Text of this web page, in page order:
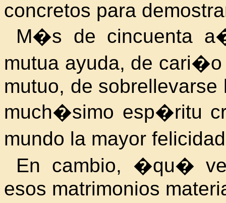
concretos para
M�s de cincuenta
mutua ayuda, de
mutuo, de
much�simo esp�ritu
mundo la mayor
En cambio, �qu�
esos matrimonios